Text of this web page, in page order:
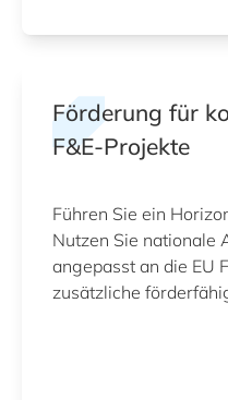
Förderung für
F&E‑Projekte
Führen Sie ein
Nutzen Sie nationale
angepasst an die EU
zusätzliche